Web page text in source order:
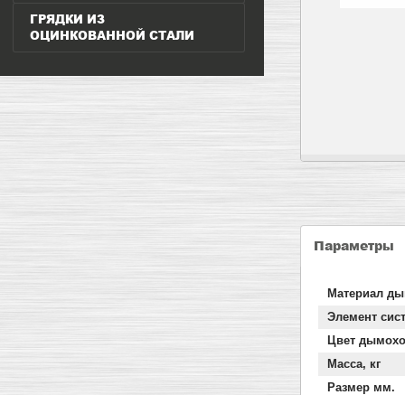
Параметры
Материал
Элемент
Цвет
Масса, кг
Размер мм.
ГРЯДКИ ИЗ
ОЦИНКОВАННОЙ СТАЛИ